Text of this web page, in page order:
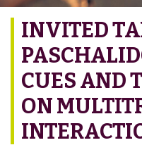
INVITED
CUES AND
ON